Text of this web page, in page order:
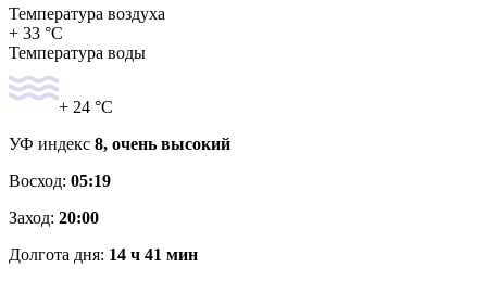
Температура воздуха
+ 33 °C
Температура воды
+ 24 °C
УФ индекс 8, очень высокий
Восход: 05:19
Заход: 20:00
Долгота дня: 14 ч 41 мин